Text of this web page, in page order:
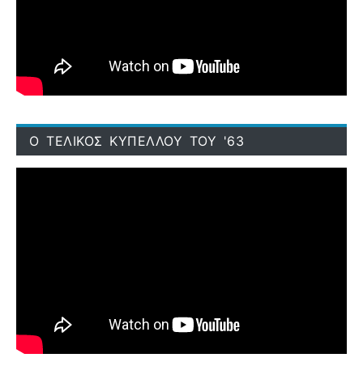
Ο ΤΕΛΙΚΟΣ ΚΥΠΕΛΛΟΥ ΤΟΥ '63